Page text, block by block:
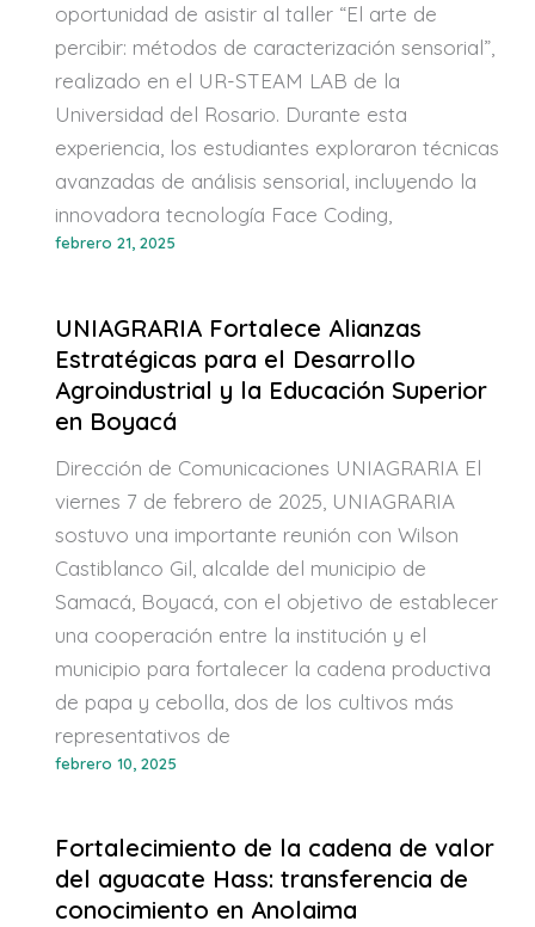
oportunidad de asistir al taller “El arte de
percibir: métodos de caracterización sensorial”,
realizado en el UR-STEAM LAB de la
Universidad del Rosario. Durante esta
experiencia, los estudiantes exploraron técnicas
avanzadas de análisis sensorial, incluyendo la
innovadora tecnología Face Coding,
febrero 21, 2025
UNIAGRARIA Fortalece Alianzas
Estratégicas para el Desarrollo
Agroindustrial y la Educación Superior
en Boyacá
Dirección de Comunicaciones UNIAGRARIA El
viernes 7 de febrero de 2025, UNIAGRARIA
sostuvo una importante reunión con Wilson
Castiblanco Gil, alcalde del municipio de
Samacá, Boyacá, con el objetivo de establecer
una cooperación entre la institución y el
municipio para fortalecer la cadena productiva
de papa y cebolla, dos de los cultivos más
representativos de
febrero 10, 2025
Fortalecimiento de la cadena de valor
del aguacate Hass: transferencia de
conocimiento en Anolaima